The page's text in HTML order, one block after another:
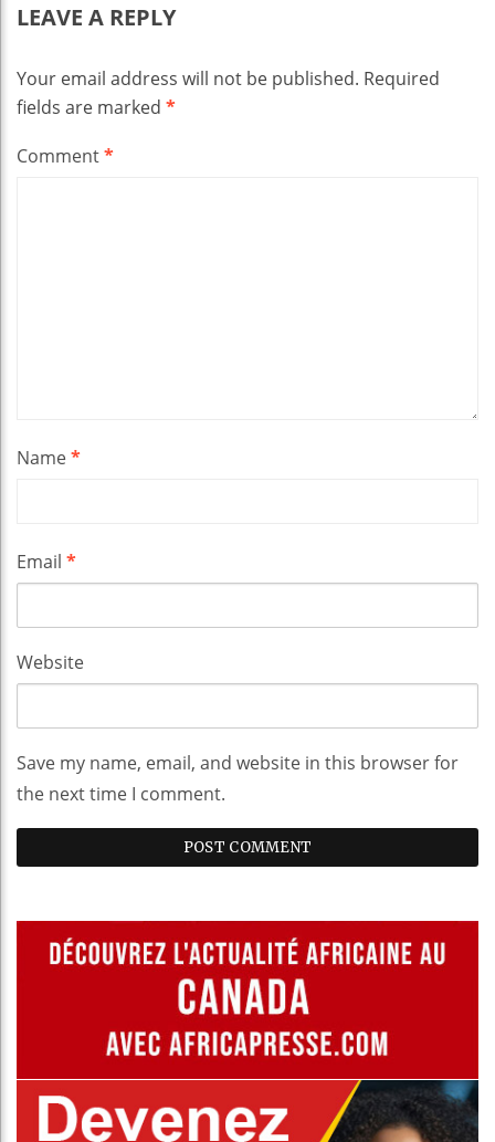
LEAVE A REPLY
Your email address will not be published. Required
fields are marked *
Comment*
Name*
Email *
Website
Save my name, email, and website in this browser for
the next time I comment.